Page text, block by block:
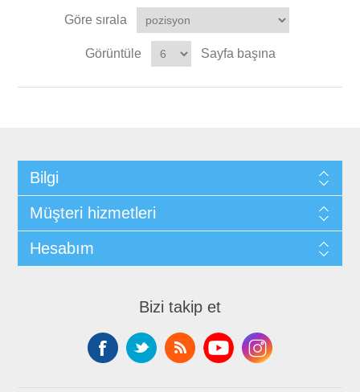
Göre sırala
Görüntüle Sayfa başına
Bilgi
Müşteri hizmetleri
Hesabım
Bizi takip et